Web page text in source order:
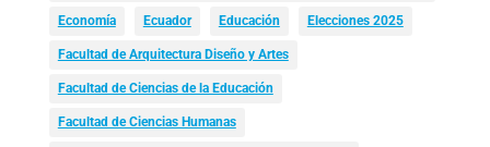
Economía Ecuador Educación Elecciones 2025
Facultad de Arquitectura Diseño y Artes
Facultad de Ciencias de la Educación
Facultad de Ciencias Humanas